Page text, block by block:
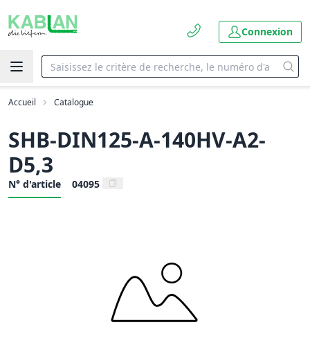
Connexion
Accueil Catalogue
SHB-DIN125-A-140HV-A2-
D5,3
N° d'article 04095